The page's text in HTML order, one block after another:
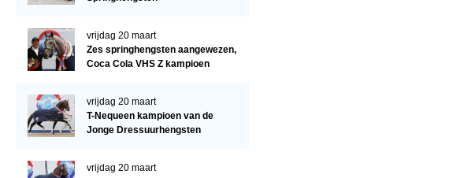
ACCOUNT AANMAKEN
vrijdag 20 maart
Zes springhengsten aangewezen,
Coca Cola VHS Z kampioen
vrijdag 20 maart
T-Nequeen kampioen van de
Jonge Dressuurhengsten
vrijdag 20 maart